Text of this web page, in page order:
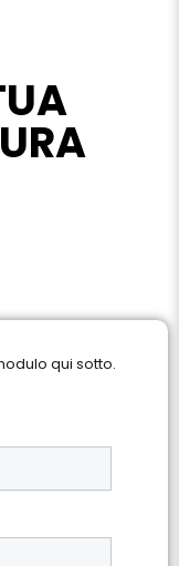
qui sotto.